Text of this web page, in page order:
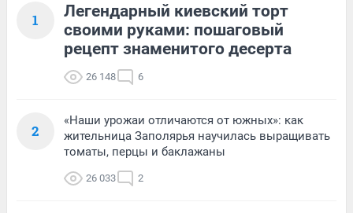
1
Легендарный киевский торт
своими руками: пошаговый
рецепт знаменитого десерта
26 148 6
2
«Наши урожаи отличаются от южных»: как
жительница Заполярья научилась выращивать
томаты, перцы и баклажаны
26 033 2